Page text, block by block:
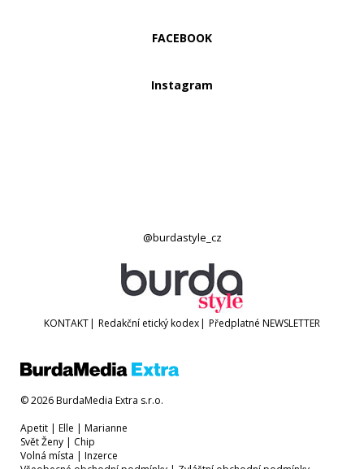
FACEBOOK
Instagram
@burdastyle_cz
KONTAKT Redakční etický kodex Předplatné NEWSLETTER
© 2026 BurdaMedia Extra s.r.o.
Apetit
Elle
Marianne
Svět Ženy
Chip
Volná místa
Inzerce